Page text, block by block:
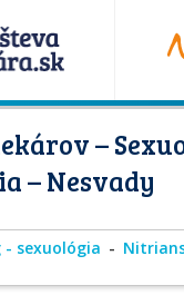
–
– Nesvady
- sexuológia